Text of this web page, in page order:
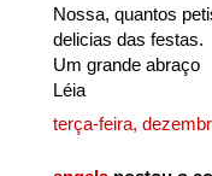
Nossa, quantos
delicias das festas.
Um grande abraço
Léia
terça-feira,